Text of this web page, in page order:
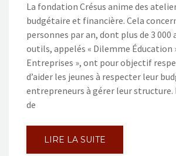
La fondation Crésus anime des
budgétaire et financière. Cela
personnes par an, dont plus de 3 000
outils, appelés « Dilemme Éducation
Entreprises », ont pour objectif
d’aider les jeunes à respecter leur
entrepreneurs à gérer leur structure.
de
LIRE LA SUITE